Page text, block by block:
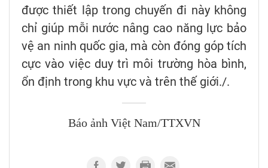
được thiết lập trong chuyến đi này không
chỉ giúp mỗi nước nâng cao năng lực bảo
vệ an ninh quốc gia, mà còn đóng góp tích
cực vào việc duy trì môi trường hòa bình,
ổn định trong khu vực và trên thế giới./.
Báo ảnh Việt Nam/TTXVN